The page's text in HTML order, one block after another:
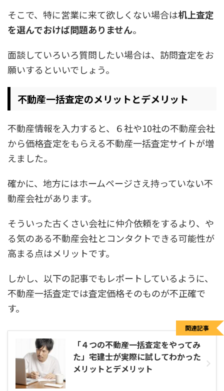
そこで、特に営業に来て欲しくない場合は机上査定
を選んでおけば問題ありません。
面談していろいろ質問したい場合は、訪問査定をお
願いするといいでしょう。
不動産一括査定のメリットとデメリット
不動産情報を入力すると、６社や10社の不動産会社
から価格査定をもらえる不動産一括査定サイトが増
えました。
確かに、地方にはホームページさえ持っていない不
動産会社があります。
そういった古くさい会社に仲介依頼をするより、や
る気のある不動産会社とコンタクトできる可能性が
高まる点はメリットです。
しかし、以下の記事でもレポートしているように、
不動産一括査定では査定価格そのものが不正確で
す。
「４つの不動産一括査定をやってみ
た」宅建士が実際に試してわかった
メリットとデメリット
関連記事